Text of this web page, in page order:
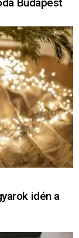
idén a